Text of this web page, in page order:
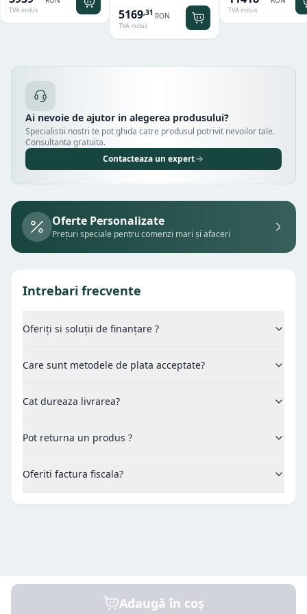
TVA inclus 5169,31 RON
TVA inclus
TVA inclus
Ai nevoie de ajutor in alegerea produsului?
Specialistii nostri te pot ghida catre produsul potrivit nevoilor tale.
Consultanta gratuita.
Contacteaza un expert
Oferte Personalizate
Prețuri speciale pentru comenzi mari și afaceri
Intrebari frecvente
Oferiți si soluții de finanțare ?
Care sunt metodele de plata acceptate?
Cat dureaza livrarea?
Pot returna un produs ?
Oferiti factura fiscala?
Adaugă în coș